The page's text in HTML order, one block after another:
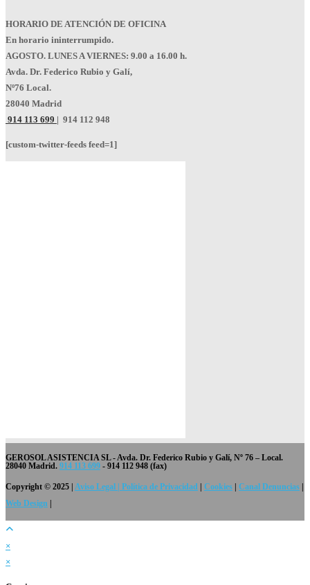
HORARIO DE ATENCIÓN DE OFICINA
En horario ininterrumpido.
AGOSTO. LUNES A VIERNES: 9.00 a 16.00 h.
Avda. Dr. Federico Rubio y Galí,
Nº76 Local.
28040 Madrid
914 113 699 | 914 112 948
[custom-twitter-feeds feed=1]
GEROSOL ASISTENCIA SL- Avda. Dr. Federico Rubio y Galí, Nº 76 – Local.
28040 Madrid. 914 113 699 - 914 112 948 (fax)
Copyright © 2025 | Aviso Legal | Política de Privacidad Cookies Canal Denuncias
Web Design
×
×